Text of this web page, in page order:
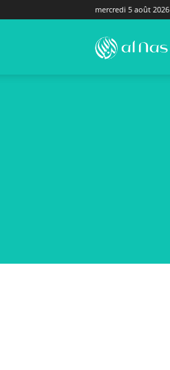
mercredi 5 août 2026